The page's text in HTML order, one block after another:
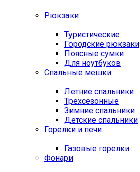
Рюкзаки
Туристические
Городские рюкзаки
Поясные сумки
Для ноутбуков
Спальные мешки
Летние спальники
Трехсезонные
Зимние спальники
Детские спальники
Горелки и печи
Газовые горелки
Фонари